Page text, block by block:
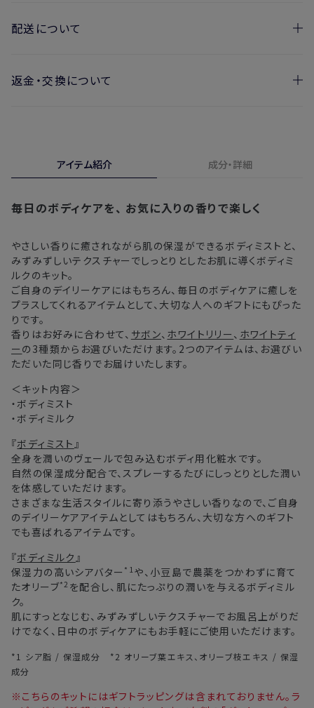
配送について
お届け日の目安
※新製品（限定製品）は除きます。
※定期販売のお申し込みは、7日後以降の配送となります。
注文後、お届けまでにかかる日数の目安
北海道 3〜4日
東北・関東・中部・関西
中国・四国・九州 3〜4日
沖縄県・離島 5〜8日
※以下に該当する場合、上記の日程で発送できない場合がござ
います。
・交通状況や天候による遅延
・ご注文内容の確認にお時間を要する
・複数製品購入により配送手配に時間がかかる
返金・交換について
合、期間内*であれば、返金・交換サービスをご利用いただけ
アイテム紹介 成分・詳細
毎日のボディケアを、 お気に入りの香りで楽しく
やさしい香りに癒されながら肌の保湿ができるボディミストと、
みずみずしいテクスチャーでしっとりとしたお肌に導くボディミ
ルクのキット。
ご自身のデイリーケアにはもちろん、毎日のボディケアに癒しを
プラスしてくれるアイテムとして、大切な人へのギフトにもぴった
りです。
香りはお好みに合わせて、 サボン、 ホワイトリリー 、 ホワイトティ
ー の3種類からお選びいただけます。2つのアイテムは、お選びい
ただいた同じ香りでお届けいたします。
＜キット内容＞
・ボディミスト
・ボディミルク
『ボディミスト』
全身を潤いのヴェールで包み込むボディ用化粧水です。
自然の保湿成分配合で、スプレーするたびにしっとりとした潤い
を体感していただけます。
さまざまな生活スタイルに寄り添うやさしい香りなので、ご自身
のデイリーケアアイテムとしてはもちろん、大切な方へのギフト
でも喜ばれるアイテムです。
『ボディミルク』
保湿力の高いシアバター *1や、小豆島で農薬をつかわずに育て
たオリーブ*2 を配合し、肌にたっぷりの潤いを与えるボディミル
ク。
肌にすっとなじむ、みずみずしいテクスチャーでお風呂上がりだ
けでなく、日中のボディケアにもお手軽にご使用いただけます。
*1 シア脂 / 保湿成分 *2 オリーブ葉エキス、オリーブ枝エキス / 保湿
成分
※こちらのキットにはギフトラッピングは含まれておりません。ラ